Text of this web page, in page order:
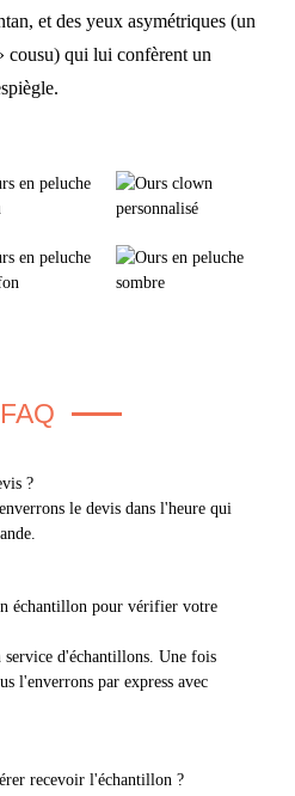
et des yeux asymétriques (un
qui lui confèrent un
FAQ
?
le devis dans l'heure qui
échantillon pour vérifier votre
service d'échantillons. Une fois
l'enverrons par express avec
recevoir l'échantillon ?